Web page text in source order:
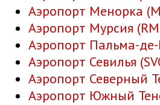
Аэропорт Менорка
Аэропорт Мурсия
Аэропорт Пальма-
Аэропорт Севилья
Аэропорт Северный
Аэропорт Южный